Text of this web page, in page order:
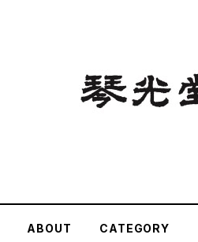
ABOUT CATEGORY